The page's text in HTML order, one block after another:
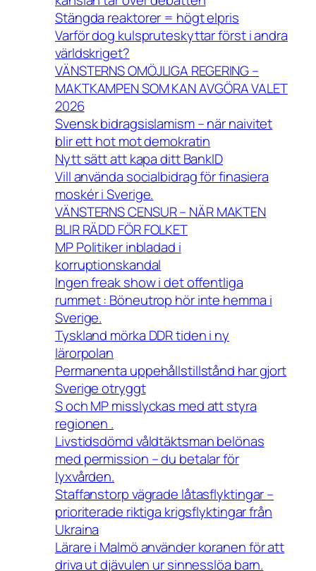
Stängda reaktorer = högt elpris
Varför dog kulspruteskyttar först i andra
världskriget?
VÄNSTERNS OMÖJLIGA REGERING –
MAKTKAMPEN SOM KAN AVGÖRA VALET
2026
Svensk bidragsislamism – när naivitet
blir ett hot mot demokratin
Nytt sätt att kapa ditt BankID
Vill använda socialbidrag för finasiera
moskér i Sverige.
VÄNSTERNS CENSUR – NÄR MAKTEN
BLIR RÄDD FÖR FOLKET
MP Politiker inbladad i
korruptionskandal
Ingen freak show i det offentliga
rummet : Böneutrop hör inte hemma i
Sverige.
Tyskland mörka DDR tiden i ny
lärorpolan
Permanenta uppehållstillstånd har gjort
Sverige otryggt
S och MP misslyckas med att styra
regionen .
Livstidsdömd våldtäktsman belönas
med permission – du betalar för
lyxvården.
Staffanstorp vägrade låtasflyktingar –
prioriterade riktiga krigsflyktingar från
Ukraina
Lärare i Malmö använder koranen för att
driva ut djävulen ur sinnesslöa barn.